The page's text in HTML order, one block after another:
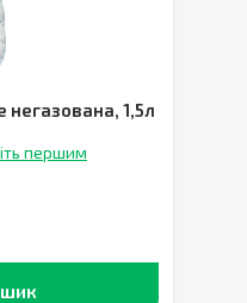
негазована, 1,5л
першим